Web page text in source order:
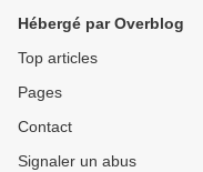
Hébergé par Overblog
Top articles
Pages
Contact
Signaler un abus